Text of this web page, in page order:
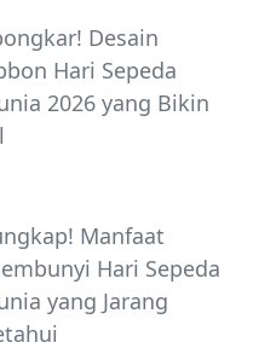
Desain
Hari Sepeda
2026 yang Bikin
Manfaat
Hari Sepeda
yang Jarang